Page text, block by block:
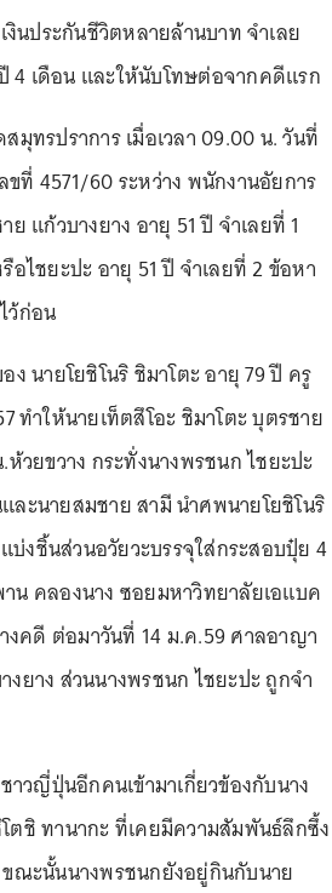
งินประกันชีวิตหลายล้านบาท จำเลย
4 เดือน และให้นับโทษต่อจากคดีแรก
ทรปราการ เมื่อเวลา 09.00 น. วันที่
ที่ 4571/60 ระหว่าง พนักงานอัยการ
แก้วบางยาง อายุ 51 ปี จำเลยที่ 1
ไชยะปะ อายุ 51 ปี จำเลยที่ 2 ข้อหา
ว้ก่อน
นายโยชิโนริ ชิมาโตะ อายุ 79 ปี ครู
ำให้นายเท็ตสึโอะ ชิมาโตะ บุตรชาย
วยขวาง กระทั่งนางพรชนก ไชยะปะ
ะนายสมชาย สามี นำศพนายโยชิโนริ
งชิ้นส่วนอวัยวะบรรจุใส่กระสอบปุ๋ย 4
น คลองนาง ซอยมหาวิทยาลัยเอแบค
งคดี ต่อมาวันที่ 14 ม.ค.59 ศาลอาญา
ยาง ส่วนนางพรชนก ไชยะปะ ถูกจำ
วญี่ปุ่นอีกคนเข้ามาเกี่ยวข้องกับนาง
ชิ ทานากะ ที่เคยมีความสัมพันธ์ลึกซึ้ง
ณะนั้นนางพรชนกยังอยู่กินกับนาย